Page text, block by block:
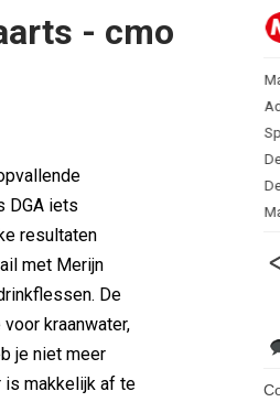
- cmo
DGA iets
resultaten
met Merijn
De
kraanwater,
je niet meer
is makkelijk af te
gaat ook bloemen bezorgen
naar lasso
column wordt ai labeling de comeback van